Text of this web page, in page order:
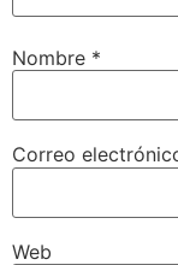
Nombre *
Correo
Web